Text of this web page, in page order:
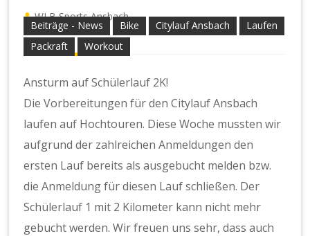
Beiträge - News Bike Citylauf Ansbach
Laufen
Packraft
Workout
WLB Sports Ansbach
Ansturm auf Schülerlauf 2K!
Die Vorbereitungen für den Citylauf Ansbach
laufen auf Hochtouren. Diese Woche mussten wir
aufgrund der zahlreichen Anmeldungen den
ersten Lauf bereits als ausgebucht melden bzw.
die Anmeldung für diesen Lauf schließen. Der
Schülerlauf 1 mit 2 Kilometer kann nicht mehr
gebucht werden. Wir freuen uns sehr, dass auch